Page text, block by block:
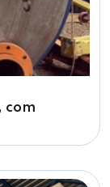
com